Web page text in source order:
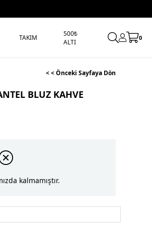
TAKIM
500₺
ALTI
0
< < Önceki Sayfaya Dön
BLUZ KAHVE
kalmamıştır.